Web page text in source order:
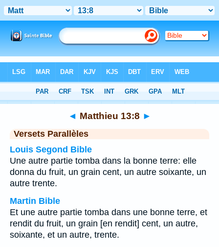
Chapitre 13> Verset 8
◄ Matthieu 13:8 ►
Versets Parallèles
Louis Segond Bible
Une autre partie tomba dans la bonne terre: elle
donna du fruit, un grain cent, un autre soixante, un
autre trente.
Martin Bible
Et une autre partie tomba dans une bonne terre, et
rendit du fruit, un grain [en rendit] cent, un autre,
soixante, et un autre, trente.